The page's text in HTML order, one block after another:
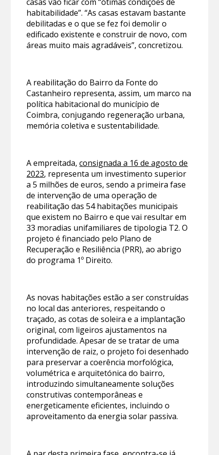
habitabilidade”. “As casas estavam bastante
debilitadas e o que se fez foi demolir o
edificado existente e construir de novo, com
áreas muito mais agradáveis”, concretizou.
A reabilitação do Bairro da Fonte do
Castanheiro representa, assim, um marco na
política habitacional do município de
Coimbra, conjugando regeneração urbana,
memória coletiva e sustentabilidade.
A empreitada,consignada a 16 de agosto de
2023, representa um investimento superior
a 5 milhões de euros, sendo a primeira fase
de intervenção de uma operação de
reabilitação das 54 habitações municipais
que existem no Bairro e que vai resultar em
33 moradias unifamiliares de tipologia T2. O
projeto é financiado pelo Plano de
Recuperação e Resiliência (PRR), ao abrigo
do programa 1º Direito.
As novas habitações estão a ser construídas
no local das anteriores, respeitando o
traçado, as cotas de soleira e a implantação
original, com ligeiros ajustamentos na
profundidade. Apesar de se tratar de uma
intervenção de raiz, o projeto foi desenhado
para preservar a coerência morfológica,
volumétrica e arquitetónica do bairro,
introduzindo simultaneamente soluções
construtivas contemporâneas e
energeticamente eficientes, incluindo o
aproveitamento da energia solar passiva.